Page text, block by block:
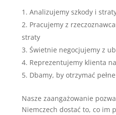
Analizujemy szkody i
Pracujemy z
straty
Świetnie negocjujemy z
Reprezentujemy klienta
Dbamy, by otrzymać pełne
Nasze zaangażowanie
Niemczech dostać to, co im